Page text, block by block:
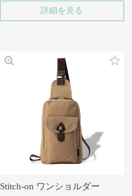
詳細を見る
Stitch-on ワンショルダー